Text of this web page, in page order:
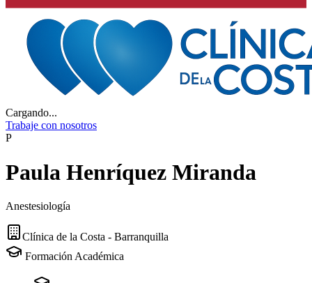
Cargando...
Trabaje con nosotros
P
Paula Henríquez Miranda
Anestesiología
Clínica de la Costa - Barranquilla
Formación Académica